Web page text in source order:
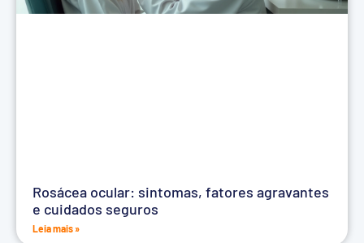
Rosácea ocular: sintomas, fatores agravantes
e cuidados seguros
Leia mais »